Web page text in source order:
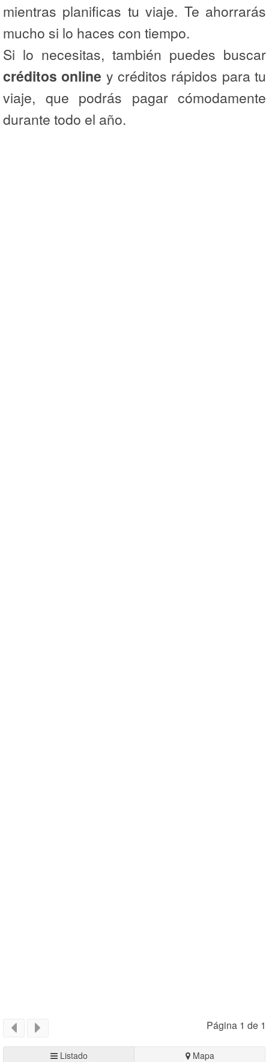
mientras planificas tu viaje. Te ahorrarás
mucho si lo haces con tiempo.
Si lo necesitas, también puedes buscar
créditos online y créditos rápidos para tu
viaje, que podrás pagar cómodamente
durante todo el año.
Página 1 de 1
Listado Mapa